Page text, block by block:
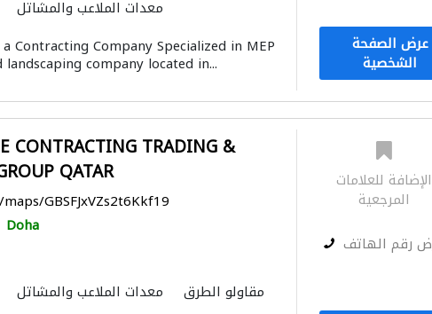
معدات الملاعب والمشاتل
الأشغال الصيانة الكهربائية
استشارات كهروميكانيكية
المصاعد
Contracting Company Specialized in MEP
company located in...
عرض الصفحة
الشخصية
CONTRACTING TRADING &
QATAR
GBSFJxVZs2t6Kkf19
Doha
معدات الملاعب والمشاتل مقاولو الطرق
الإضافة للعلامات
المرجعية
رقم الهاتف